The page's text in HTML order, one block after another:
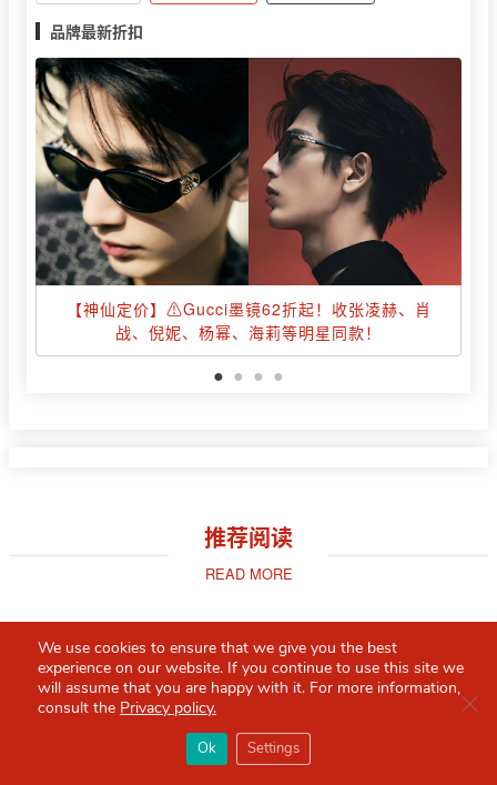
品牌最新折扣
【神仙定价】⚠️Gucci墨镜62折起！收张凌赫、肖
战、倪妮、杨幂、海莉等明星同款！
推荐阅读
READ MORE
你必备的英国指南
We use cookies to ensure that we give you the best
experience on our website. If you continue to use this site we
will assume that you are happy with it. For more information,
consult the Privacy policy.
Ok Settings